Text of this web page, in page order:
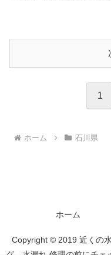
1
ホーム 石川県
ホーム
Copyright © 2019 近くの